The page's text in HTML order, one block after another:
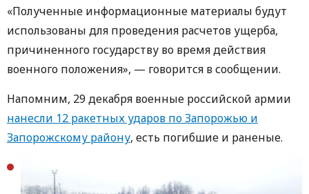
«Полученные информационные материалы будут
использованы для проведения расчетов ущерба,
причиненного государству во время действия
военного положения», — говорится в сообщении.
Напомним, 29 декабря военные российской армии
нанесли 12 ракетных ударов по Запорожью и
Запорожскому району, есть погибшие и раненые.